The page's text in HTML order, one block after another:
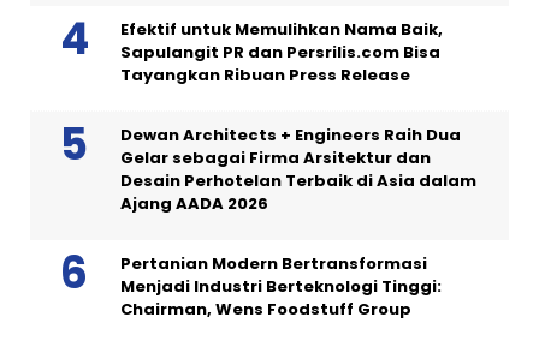
Efektif untuk Memulihkan Nama Baik,
Sapulangit PR dan Persrilis.com Bisa
Tayangkan Ribuan Press Release
Dewan Architects + Engineers Raih Dua
Gelar sebagai Firma Arsitektur dan
Desain Perhotelan Terbaik di Asia dalam
Ajang AADA 2026
Pertanian Modern Bertransformasi
Menjadi Industri Berteknologi Tinggi:
Chairman, Wens Foodstuff Group